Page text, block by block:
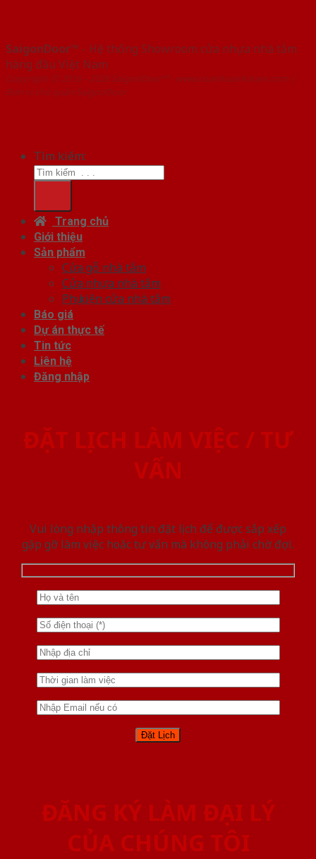
SaigonDoor™ - Hệ thống Showroom cửa nhựa nhà tắm
hàng đầu Việt Nam
Copyright ⓒ 2016 – 2026 SaigonDoor™ - www.cuanhuanhatam.com |
Đơn vị chủ quản SaigonDoor
Tìm kiếm:
Trang chủ
Giới thiệu
Sản phẩm
Cửa gỗ nhà tắm
Cửa nhựa nhà tắm
Phụ kiện cửa nhà tắm
Báo giá
Dự án thực tế
Tin tức
Liên hệ
Đăng nhập
ĐẶT LỊCH LÀM VIỆC / TƯ
VẤN
Vui lòng nhập thông tin đặt lịch để được sắp xếp
gặp gỡ làm việc hoăc tư vấn mà không phải chờ đợi.
ĐĂNG KÝ LÀM ĐẠI LÝ
CỦA CHÚNG TÔI